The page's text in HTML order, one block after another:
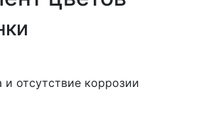
и отсутствие коррозии